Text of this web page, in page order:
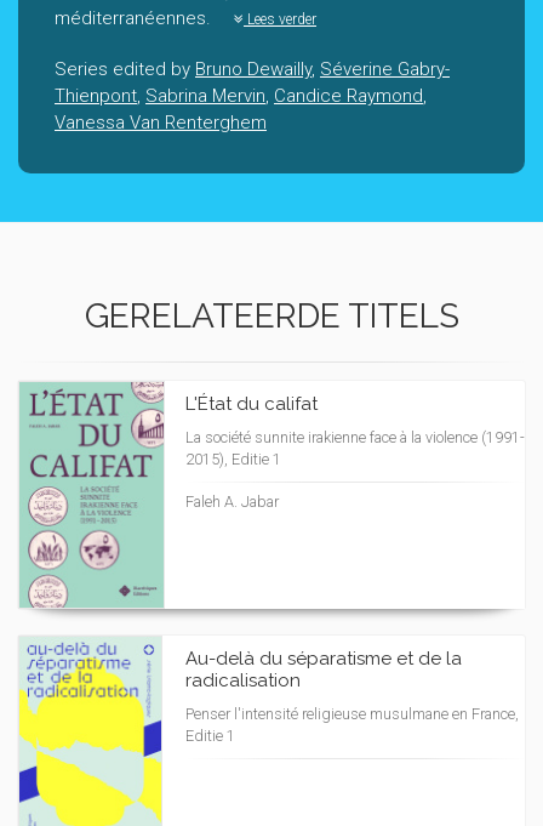
méditerranéennes.
Lees verder
Series edited by Bruno Dewailly, Séverine Gabry-
Thienpont, Sabrina Mervin, Candice Raymond,
Vanessa Van Renterghem
GERELATEERDE TITELS
L'État du califat
La société sunnite irakienne face à la violence (1991-
2015), Editie 1
Faleh A. Jabar
Au-delà du séparatisme et de la
radicalisation
Penser l'intensité religieuse musulmane en France,
Editie 1